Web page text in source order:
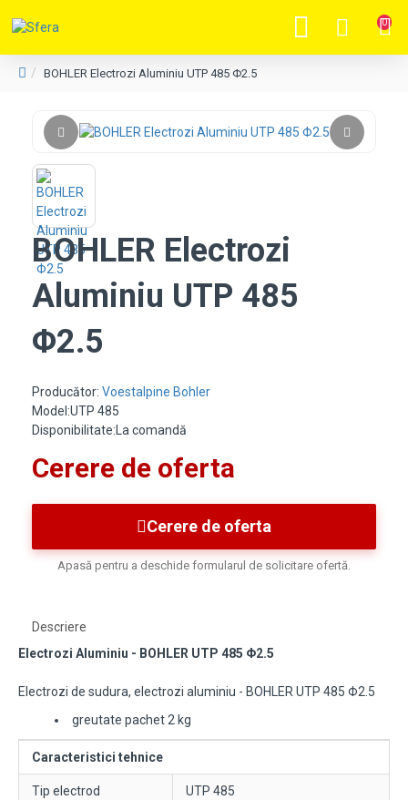
0
BOHLER Electrozi Aluminiu UTP 485 Φ2.5
BOHLER Electrozi
Aluminiu UTP 485
Φ2.5
Producător: Voestalpine Bohler
Model:UTP 485
Disponibilitate:La comandă
Cerere de oferta
Cerere de oferta
Apasă pentru a deschide formularul de solicitare ofertă.
Descriere
Electrozi Aluminiu - BOHLER UTP 485 Φ2.5
Electrozi de sudura, electrozi aluminiu - BOHLER UTP 485 Φ2.5
greutate pachet 2 kg
Caracteristici tehnice
Tip electrod UTP 485